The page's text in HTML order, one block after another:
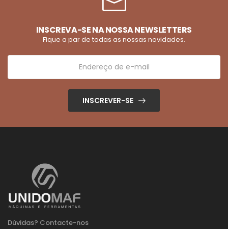
INSCREVA-SE NA NOSSA NEWSLETTERS
Fique a par de todas as nossas novidades.
INSCREVER-SE
Dúvidas? Contacte-nos